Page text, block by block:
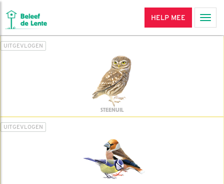
HELP MEE
UITGEVLOGEN
STEENUIL
UITGEVLOGEN